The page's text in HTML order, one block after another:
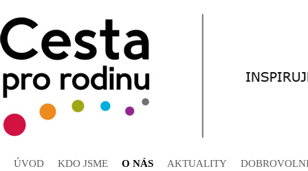
ÚVOD KDO JSME O NÁS AKTUALITY